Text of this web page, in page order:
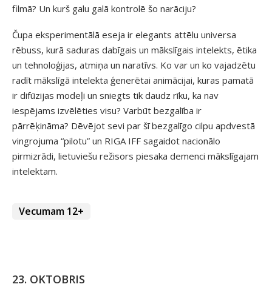
filmā? Un kurš galu galā kontrolē šo narāciju?
Čupa eksperimentālā eseja ir elegants attēlu universa
rēbuss, kurā saduras dabīgais un mākslīgais intelekts, ētika
un tehnoloģijas, atmiņa un naratīvs. Ko var un ko vajadzētu
radīt mākslīgā intelekta ģenerētai animācijai, kuras pamatā
ir difūzijas modeļi un sniegts tik daudz rīku, ka nav
iespējams izvēlēties visu? Varbūt bezgalība ir
pārrēķināma? Dēvējot sevi par šī bezgalīgo cilpu apdvestā
vingrojuma “pilotu” un RIGA IFF sagaidot nacionālo
pirmizrādi, lietuviešu režisors piesaka demenci mākslīgajam
intelektam.
Vecumam 12+
23. OKTOBRIS